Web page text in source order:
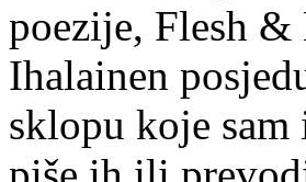
poezije, Flesh
Ihalainen
sklopu koje